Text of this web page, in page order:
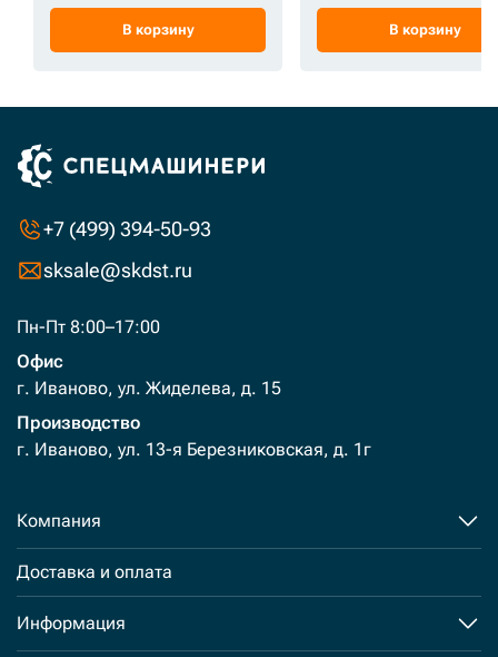
В корзину В корзину
+7 (499) 394-50-93
sksale@skdst.ru
Пн-Пт 8:00–17:00
Офис
г. Иваново, ул. Жиделева, д. 15
Производство
г. Иваново, ул. 13-я Березниковская, д. 1г
Компания
Доставка и оплата
Информация